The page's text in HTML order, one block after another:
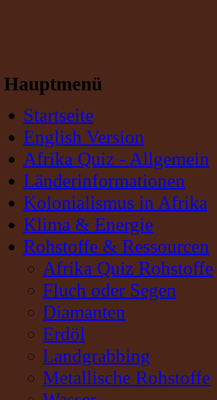
Hauptmenü
Startseite
English Version
Afrika Quiz - Allgemein
Länderinformationen
Kolonialismus in Afrika
Klima & Energie
Rohstoffe & Ressourcen
Afrika Quiz Rohstoffe
Fluch oder Segen
Diamanten
Erdöl
Landgrabbing
Metallische Rohstoffe